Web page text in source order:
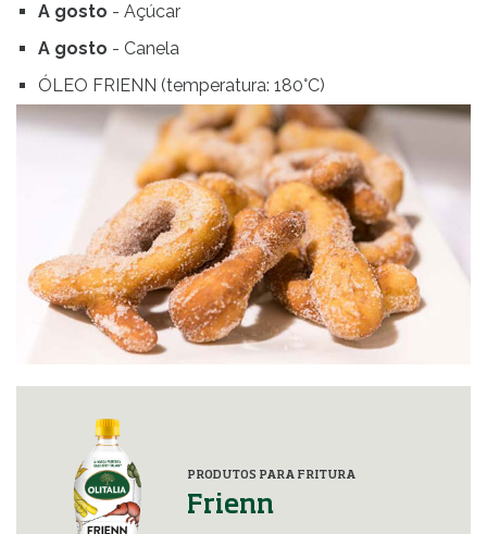
A gosto - Açúcar
A gosto - Canela
ÓLEO FRIENN (temperatura: 180°C)
PRODUTOS PARA FRITURA
Frienn